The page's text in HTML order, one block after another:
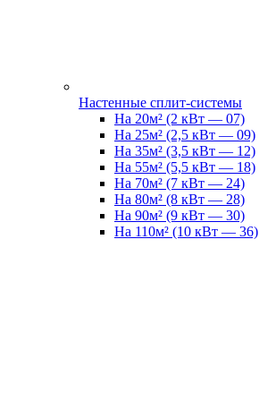
Настенные сплит-системы
На 20м² (2 кВт — 07)
На 25м² (2,5 кВт — 09)
На 35м² (3,5 кВт — 12)
На 55м² (5,5 кВт — 18)
На 70м² (7 кВт — 24)
На 80м² (8 кВт — 28)
На 90м² (9 кВт — 30)
На 110м² (10 кВт — 36)